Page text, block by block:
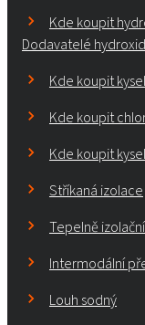
Kde koupit
Dodavatelé
Kde koupit
Kde koupit
Kde koupit
Stříkaná izolace
Tepelně
Intermodální
Louh sodný